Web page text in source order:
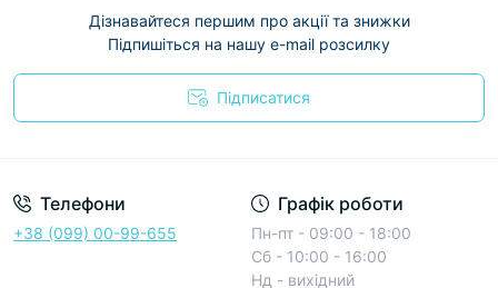
Дізнавайтеся першим про акції та знижки
Підпишіться на нашу e-mail розсилку
Підписатися
Телефони
+38 (099) 00-99-655
Графік роботи
Пн-пт - 09:00 - 18:00
Сб - 10:00 - 16:00
Нд - вихідний